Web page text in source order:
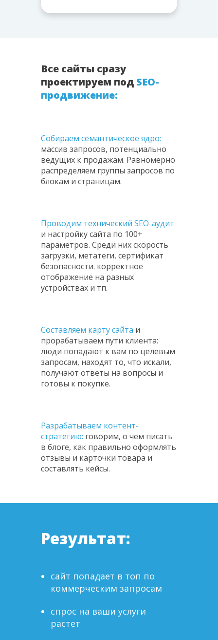
Все сайты сразу
проектируем под SEO-
продвижение:
Собираем семантическое ядро:
массив запросов, потенциально
ведущих к продажам. Равномерно
распределяем группы запросов по
блокам и страницам.
Проводим технический SEO-аудит
и настройку сайта по 100+
параметров. Среди них скорость
загрузки, метатеги, сертификат
безопасности. корректное
отображение на разных
устройствах и тп.
Составляем карту сайта и
прорабатываем пути клиента:
люди попадают к вам по целевым
запросам, находят то, что искали,
получают ответы на вопросы и
готовы к покупке.
Разрабатываем контент-
стратегию: говорим, о чем писать
в блоге, как правильно оформлять
отзывы и карточки товара и
составлять кейсы.
Результат:
сайт попадает в топ по
коммерческим запросам
спрос на ваши услуги
растет